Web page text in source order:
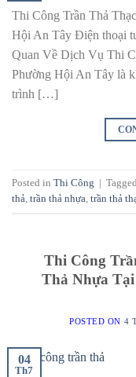
Thi Công Trần Thả
Hội An Tây Điện thoại
Quan Về Dịch Vụ Thi
Phường Hội An Tây là
trình […]
Posted in Thi Công Tagged
thả, trần thả nhựa, trần thả
Thi Công
Thả Nhựa
POSTED ON 4
04
Th7